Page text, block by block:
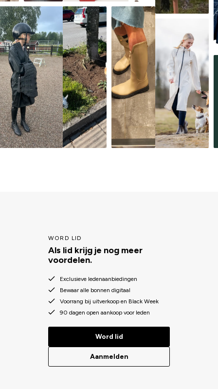
WORD LID
Als lid krijg je nog meer
voordelen.
Exclusieve ledenaanbiedingen
Bewaar alle bonnen digitaal
Voorrang bij uitverkoop en Black Week
90 dagen open aankoop voor leden
Word lid
Aanmelden